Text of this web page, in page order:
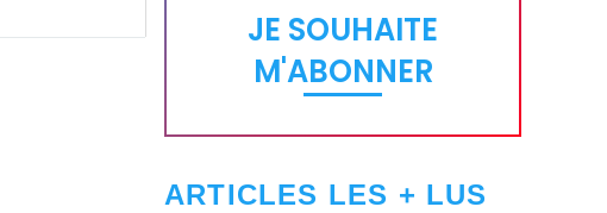
JE SOUHAITE
M'ABONNER
ARTICLES LES + LUS